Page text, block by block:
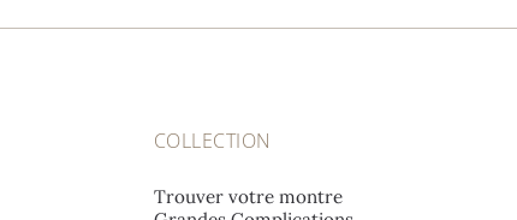
COLLECTION
Trouver votre montre